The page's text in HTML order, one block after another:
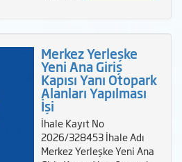
Merkez Yerleşke
Yeni Ana Giriş
Kapısı Yanı Otopark
Alanları Yapılması
İşi
İhale Kayıt No
2026/328453 İhale Adı
Merkez Yerleşke Yeni Ana